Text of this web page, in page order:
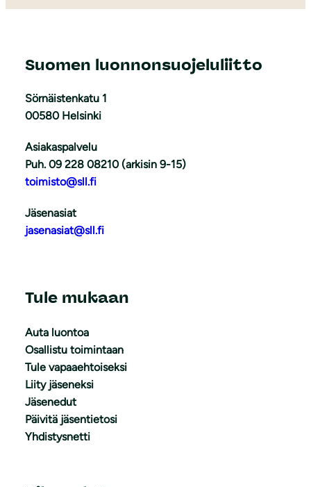
Suomen luonnonsuojeluliitto
Sörnäistenkatu 1
00580 Helsinki
Asiakaspalvelu
Puh. 09 228 08210 (arkisin 9-15)
toimisto@sll.fi
Jäsenasiat
jasenasiat@sll.fi
Tule mukaan
Auta luontoa
Osallistu toimintaan
Tule vapaaehtoiseksi
Liity jäseneksi
Jäsenedut
Päivitä jäsentietosi
Yhdistysnetti